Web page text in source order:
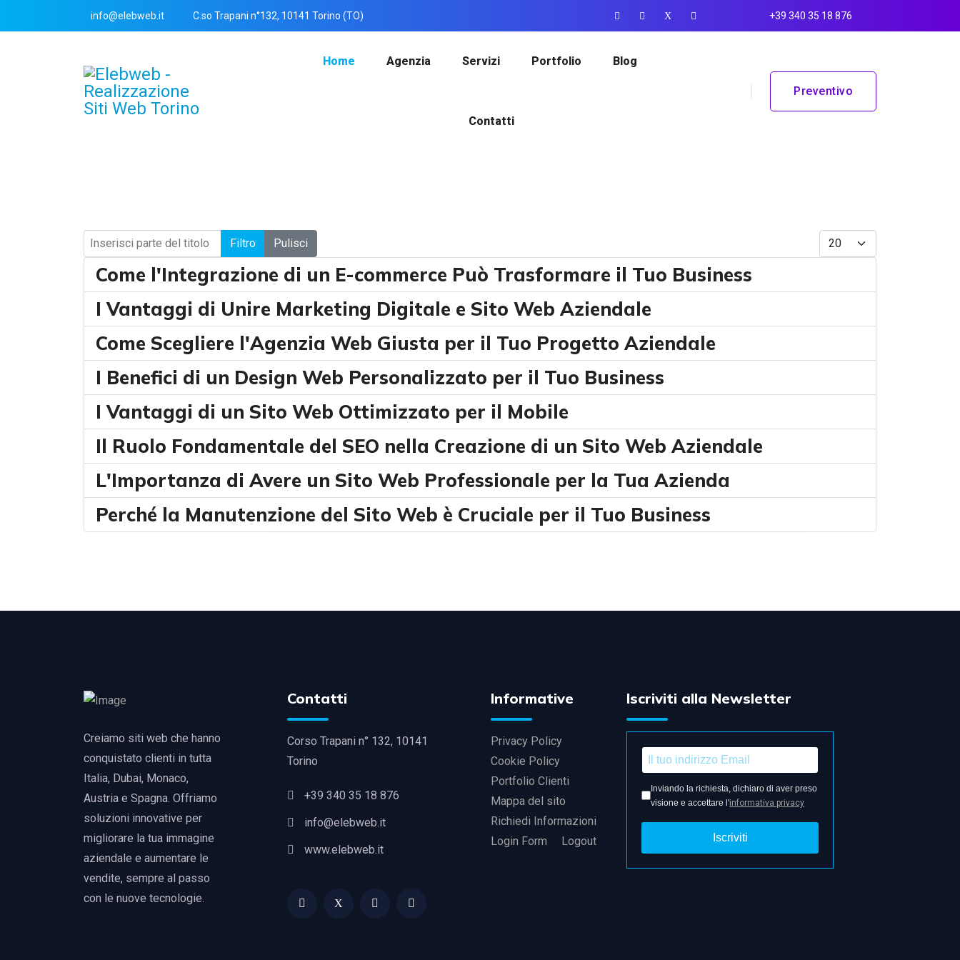
info@elebweb.it C.so Trapani n°132, 10141 Torino (TO) +39 340 35 18 876
Home Agenzia Servizi Portfolio Blog
Contatti
Preventivo
Inserisci parte del titolo Filtro Pulisci Visualizza #
Come l'Integrazione di un E-commerce Può Trasformare il Tuo Business
I Vantaggi di Unire Marketing Digitale e Sito Web Aziendale
Come Scegliere l'Agenzia Web Giusta per il Tuo Progetto Aziendale
I Benefici di un Design Web Personalizzato per il Tuo Business
I Vantaggi di un Sito Web Ottimizzato per il Mobile
Il Ruolo Fondamentale del SEO nella Creazione di un Sito Web Aziendale
L'Importanza di Avere un Sito Web Professionale per la Tua Azienda
Perché la Manutenzione del Sito Web è Cruciale per il Tuo Business
Creiamo siti web che hanno
conquistato clienti in tutta
Italia, Dubai, Monaco,
Austria e Spagna. Offriamo
soluzioni innovative per
migliorare la tua immagine
aziendale e aumentare le
vendite, sempre al passo
con le nuove tecnologie.
Contatti
Corso Trapani n° 132, 10141
Torino
+39 340 35 18 876
info@elebweb.it
www.elebweb.it
Informative
Privacy Policy
Cookie Policy
Portfolio Clienti
Mappa del sito
Richiedi Informazioni
Login Form
Logout
Iscriviti alla Newsletter
Inviando la richiesta, dichiaro di aver preso
visione e accettare l'informativa privacy
Iscriviti